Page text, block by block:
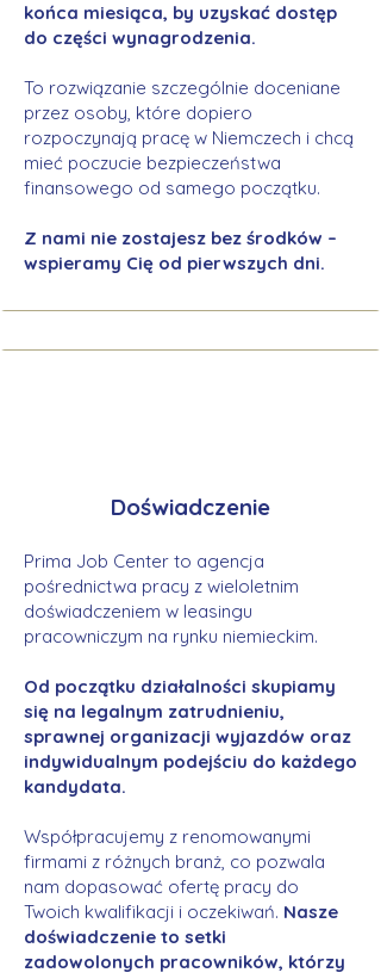
końca miesiąca, by uzyskać dostęp
do części wynagrodzenia.
To rozwiązanie szczególnie doceniane
przez osoby, które dopiero
rozpoczynają pracę w Niemczech i chcą
mieć poczucie bezpieczeństwa
finansowego od samego początku.
Z nami nie zostajesz bez środków –
wspieramy Cię od pierwszych dni.
Doświadczenie
Prima Job Center to agencja
pośrednictwa pracy z wieloletnim
doświadczeniem w leasingu
pracowniczym na rynku niemieckim.
Od początku działalności skupiamy
się na legalnym zatrudnieniu,
sprawnej organizacji wyjazdów oraz
indywidualnym podejściu do każdego
kandydata.
Współpracujemy z renomowanymi
firmami z różnych branż, co pozwala
nam dopasować ofertę pracy do
Twoich kwalifikacji i oczekiwań. Nasze
doświadczenie to setki
zadowolonych pracowników, którzy